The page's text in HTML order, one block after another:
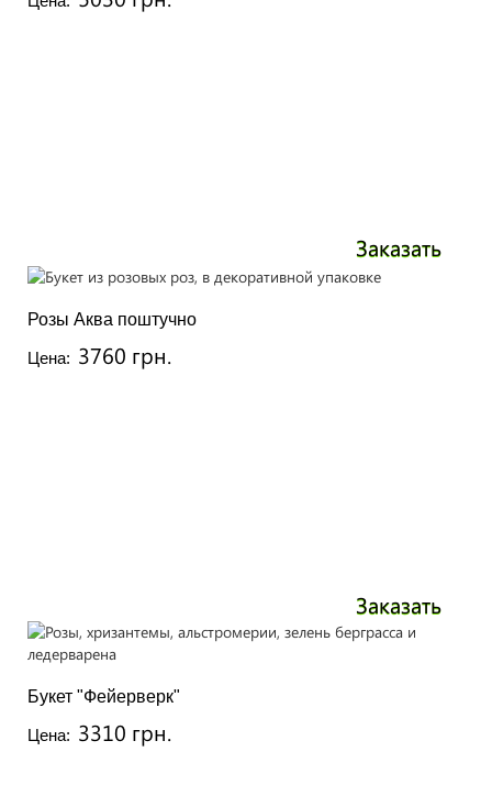
Заказать
Розы Аква поштучно
Цена: 3760 грн.
Заказать
Букет "Фейерверк"
Цена: 3310 грн.